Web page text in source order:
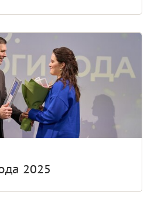
2025